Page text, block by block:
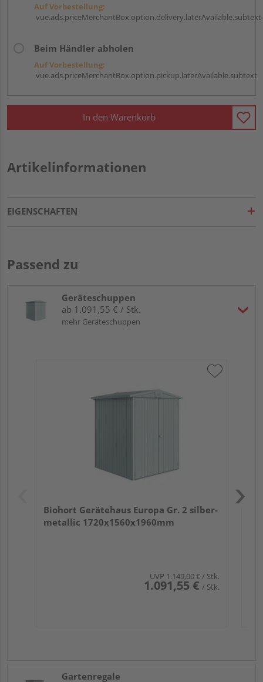
Auf Vorbestellung:
vue.ads.priceMerchantBox.option.delivery.laterAvailable.subtext
Beim Händler abholen
Auf Vorbestellung:
vue.ads.priceMerchantBox.option.pickup.laterAvailable.subtext
In den Warenkorb
Artikelinformationen
EIGENSCHAFTEN
Passend zu
Geräteschuppen
ab 1.091,55 € / Stk.
mehr Geräteschuppen
Biohort Gerätehaus Europa Gr. 2 silber-
metallic 1720x1560x1960mm
UVP 1.149,00 €/ Stk.
1.091,55 € / Stk.
Gartenregale